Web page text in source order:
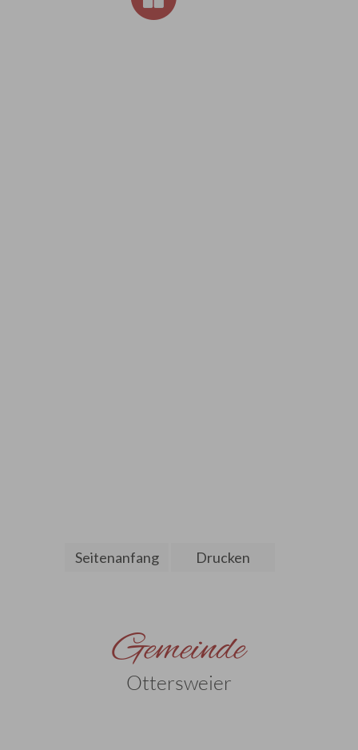
Seitenanfang Drucken
Gemeinde
Ottersweier